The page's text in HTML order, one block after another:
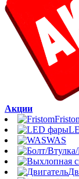
Акции
WAS